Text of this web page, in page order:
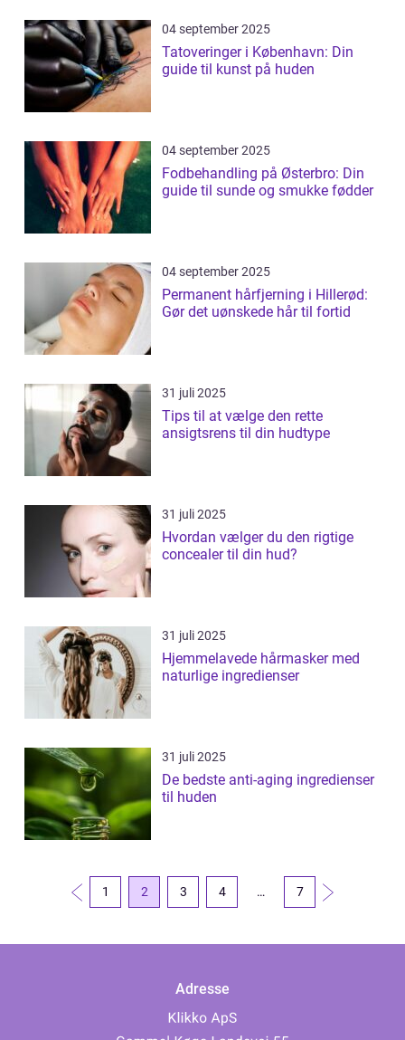
04 september 2025
Tatoveringer i København: Din
guide til kunst på huden
04 september 2025
Fodbehandling på Østerbro: Din
guide til sunde og smukke fødder
04 september 2025
Permanent hårfjerning i Hillerød:
Gør det uønskede hår til fortid
31 juli 2025
Tips til at vælge den rette
ansigtsrens til din hudtype
31 juli 2025
Hvordan vælger du den rigtige
concealer til din hud?
31 juli 2025
Hjemmelavede hårmasker med
naturlige ingredienser
31 juli 2025
De bedste anti-aging ingredienser
til huden
1 2 3 4 … 7
Adresse